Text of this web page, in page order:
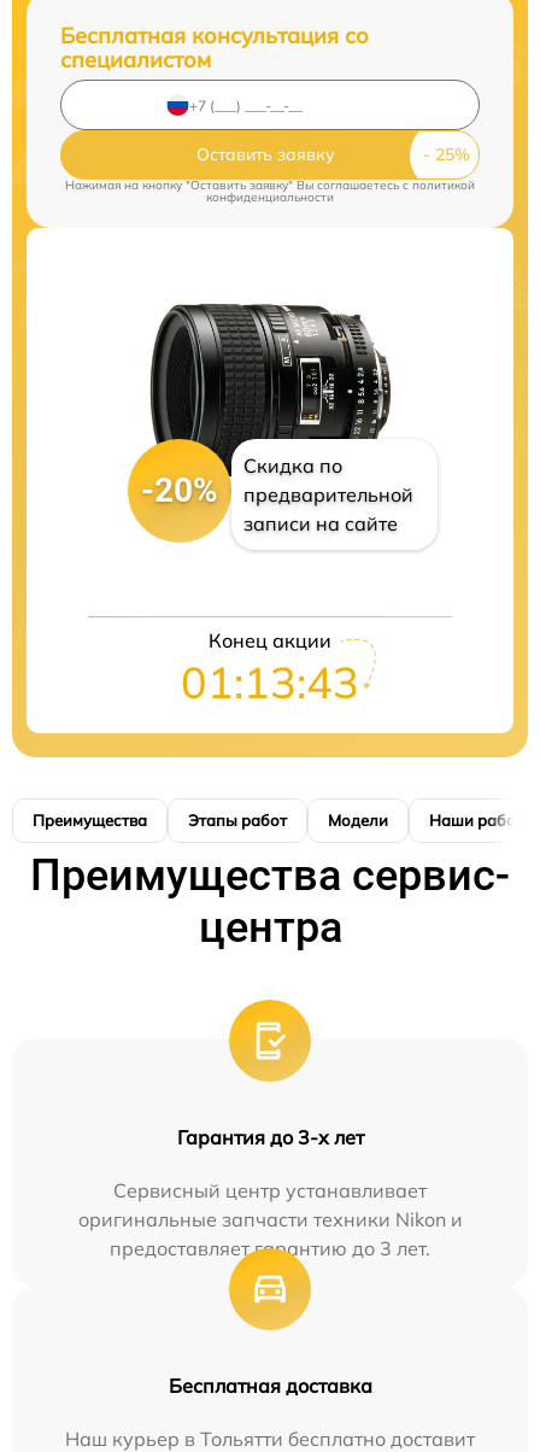
Бесплатная консультация со
специалистом
Оставить заявку
Нажимая на кнопку "Оставить заявку" Вы соглашаетесь cполитикой
конфиденциальности
-20%
Скидка по
предварительной
записи на сайте
Конец акции
01:13:42
Преимущества Этапы работ Модели Наши работы
Преимущества сервис-
центра
Гарантия до 3-х лет
Сервисный центр устанавливает
оригинальные запчасти техники Nikon и
предоставляет гарантию до 3 лет.
Бесплатная доставка
Наш курьер в Тольятти бесплатно доставит